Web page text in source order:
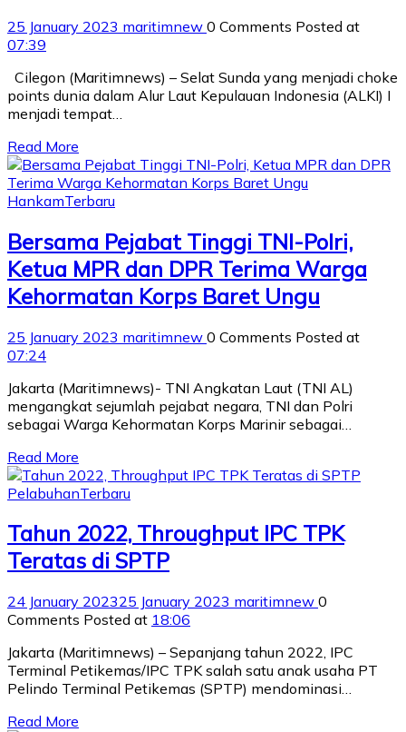
25 January 2023 maritimnew 0 Comments Posted at
07:39
Cilegon (Maritimnews) – Selat Sunda yang menjadi choke
points dunia dalam Alur Laut Kepulauan Indonesia (ALKI) I
menjadi tempat…
Read More
HankamTerbaru
Bersama Pejabat Tinggi TNI-Polri,
Ketua MPR dan DPR Terima Warga
Kehormatan Korps Baret Ungu
25 January 2023 maritimnew 0 Comments Posted at
07:24
Jakarta (Maritimnews)- TNI Angkatan Laut (TNI AL)
mengangkat sejumlah pejabat negara, TNI dan Polri
sebagai Warga Kehormatan Korps Marinir sebagai…
Read More
PelabuhanTerbaru
Tahun 2022, Throughput IPC TPK
Teratas di SPTP
24 January 202325 January 2023 maritimnew 0
Comments Posted at 18:06
Jakarta (Maritimnews) – Sepanjang tahun 2022, IPC
Terminal Petikemas/IPC TPK salah satu anak usaha PT
Pelindo Terminal Petikemas (SPTP) mendominasi…
Read More